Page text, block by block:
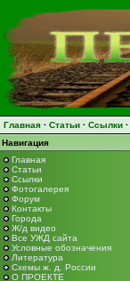
Главная · Статьи · Ссылки ·
Навигация
Главная
Статьи
Ссылки
Фотогалерея
Форум
Контакты
Города
Ж/д видео
Все УЖД сайта
Условные обозначения
Литература
Схемы ж. д. России
О ПРОЕКТЕ